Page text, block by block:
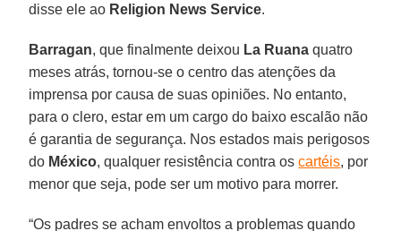
disse ele ao Religion News Service.
Barragan, que finalmente deixou La Ruana quatro
meses atrás, tornou-se o centro das atenções da
imprensa por causa de suas opiniões. No entanto,
para o clero, estar em um cargo do baixo escalão não
é garantia de segurança. Nos estados mais perigosos
do México, qualquer resistência contra oscartéis, por
menor que seja, pode ser um motivo para morrer.
“Os padres se acham envoltos a problemas quando